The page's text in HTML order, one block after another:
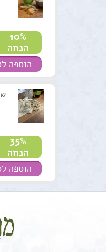
10%
הנחה
הוספה
35%
הנחה
הוספה